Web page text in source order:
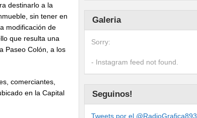
destinarlo a la
sin tener en
modificación de
que resulta una
Paseo Colón, a los
comerciantes,
en la Capital
Galeria
Sorry:
- Instagram feed not found.
Seguinos!
Tweets por el @RadioGrafica893.